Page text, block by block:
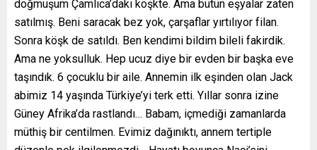
doğmuşum Çamlıca’daki köşkte. Ama bütün eşyalar zaten
satılmış. Beni saracak bez yok, çarşaflar yırtılıyor filan.
Sonra köşk de satıldı. Ben kendimi bildim bileli fakirdik.
Ama ne yoksulluk. Hep ucuz diye bir evden bir başka eve
taşındık. 6 çocuklu bir aile. Annemin ilk eşinden olan Jack
abimiz 14 yaşında Türkiye’yi terk etti. Yıllar sonra izine
Güney Afrika’da rastlandı… Babam, içmediği zamanlarda
müthiş bir centilmen. Evimiz dağınıktı, annem tertiple